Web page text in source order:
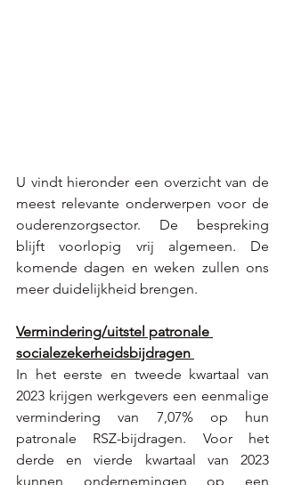
U vindt hieronder een overzicht van de
meest relevante onderwerpen voor de
ouderenzorgsector. De bespreking
blijft voorlopig vrij algemeen. De
komende dagen en weken zullen ons
meer duidelijkheid brengen.
Vermindering/uitstel patronale
socialezekerheidsbijdragen
In het eerste en tweede kwartaal van
2023 krijgen werkgevers een eenmalige
vermindering van 7,07% op hun
patronale RSZ-bijdragen. Voor het
derde en vierde kwartaal van 2023
kunnen ondernemingen op een